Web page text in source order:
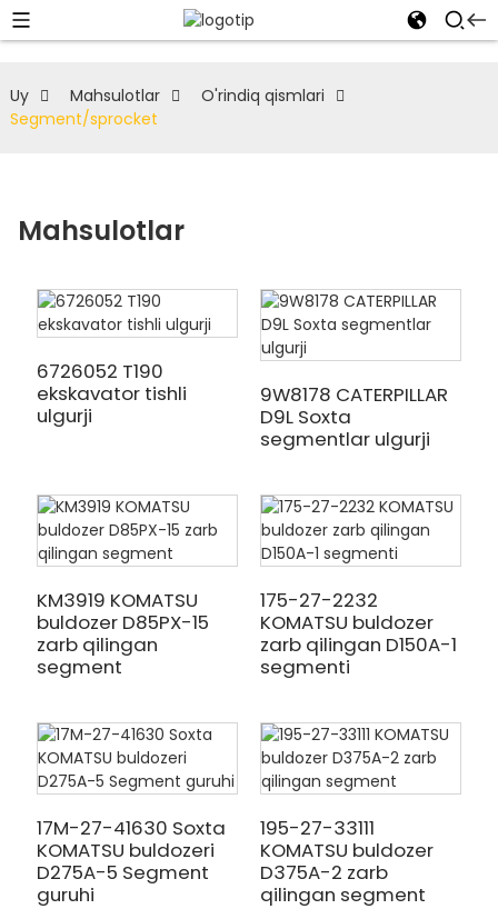
Uy Mahsulotlar
O'rindiq qismlari
Segment/sprocket
Mahsulotlar
6726052 T190
ekskavator tishli
ulgurji
9W8178 CATERPILLAR
D9L Soxta
segmentlar ulgurji
KM3919 KOMATSU
buldozer D85PX-15
zarb qilingan
segment
175-27-2232
KOMATSU buldozer
zarb qilingan D150A-1
segmenti
17M-27-41630 Soxta
KOMATSU buldozeri
D275A-5 Segment
guruhi
195-27-33111
KOMATSU buldozer
D375A-2 zarb
qilingan segment